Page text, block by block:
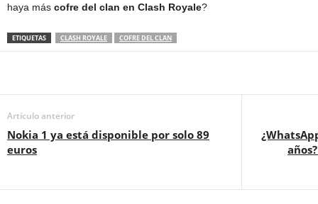
haya más cofre del clan en Clash Royale?
ETIQUETAS CLASH ROYALE COFRE DEL CLAN
Artículo anterior
Nokia 1 ya está disponible por solo 89
euros